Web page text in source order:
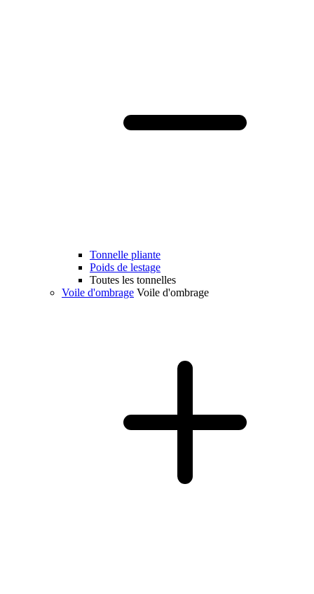
Tonnelle pliante
Poids de lestage
Toutes les tonnelles
Voile d'ombrage Voile d'ombrage